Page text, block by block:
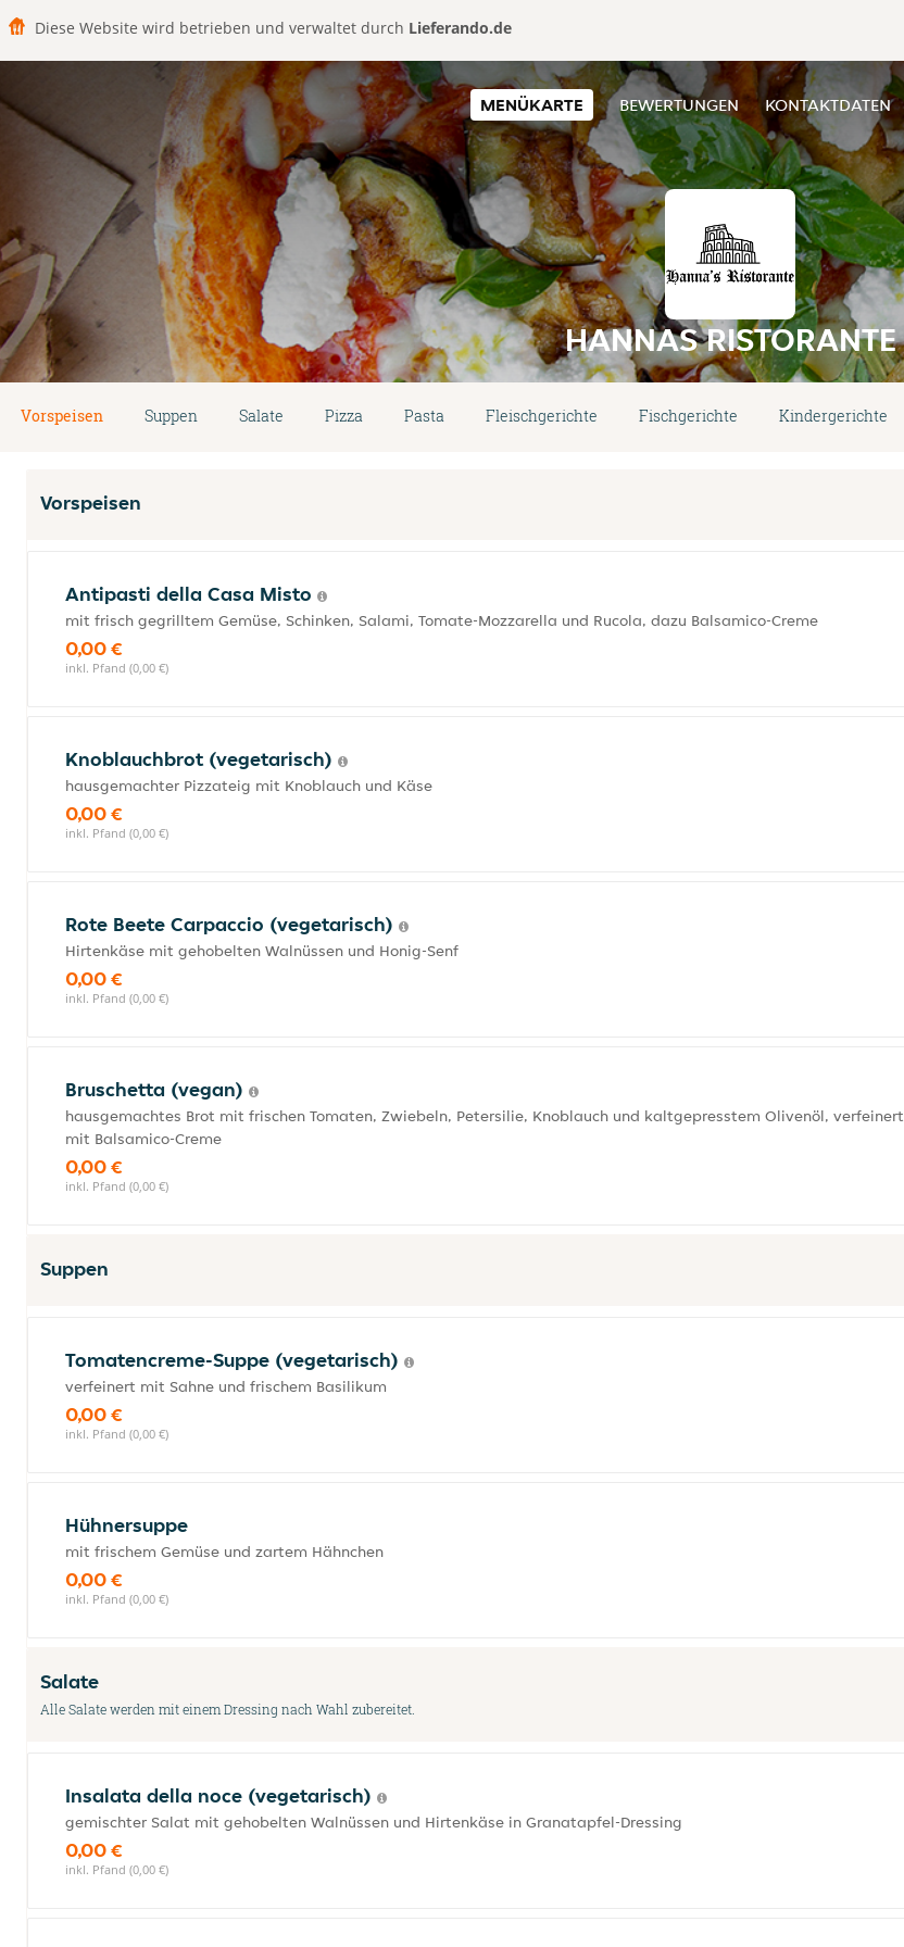
Diese Website wird betrieben und verwaltet durch Lieferando.de
MENÜKARTE BEWERTUNGEN KONTAKTDATEN
HANNAS RISTORANTE
Vorspeisen Suppen Salate Pizza Pasta Fleischgerichte Fischgerichte Kindergerichte
Vorspeisen
Antipasti della Casa Misto
mit frisch gegrilltem Gemüse, Schinken, Salami, Tomate-Mozzarella und Rucola, dazu Balsamico-Creme
0,00 €
inkl. Pfand (0,00 €)
Knoblauchbrot (vegetarisch)
hausgemachter Pizzateig mit Knoblauch und Käse
0,00 €
inkl. Pfand (0,00 €)
Rote Beete Carpaccio (vegetarisch)
Hirtenkäse mit gehobelten Walnüssen und Honig-Senf
0,00 €
inkl. Pfand (0,00 €)
Bruschetta (vegan)
hausgemachtes Brot mit frischen Tomaten, Zwiebeln, Petersilie, Knoblauch und kaltgepresstem Olivenöl, verfeinert
mit Balsamico-Creme
0,00 €
inkl. Pfand (0,00 €)
Suppen
Tomatencreme-Suppe (vegetarisch)
verfeinert mit Sahne und frischem Basilikum
0,00 €
inkl. Pfand (0,00 €)
Hühnersuppe
mit frischem Gemüse und zartem Hähnchen
0,00 €
inkl. Pfand (0,00 €)
Salate
Alle Salate werden mit einem Dressing nach Wahl zubereitet.
Insalata della noce (vegetarisch)
gemischter Salat mit gehobelten Walnüssen und Hirtenkäse in Granatapfel-Dressing
0,00 €
inkl. Pfand (0,00 €)